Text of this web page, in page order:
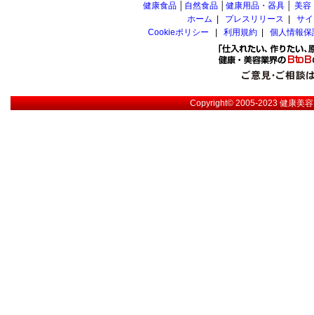
健康食品 自然食品 健康用品・器具 美容
ホーム
プレスリリース
サ
Cookieポリシー
利用規約 個人情報
Copyright© 2005-2023健康美